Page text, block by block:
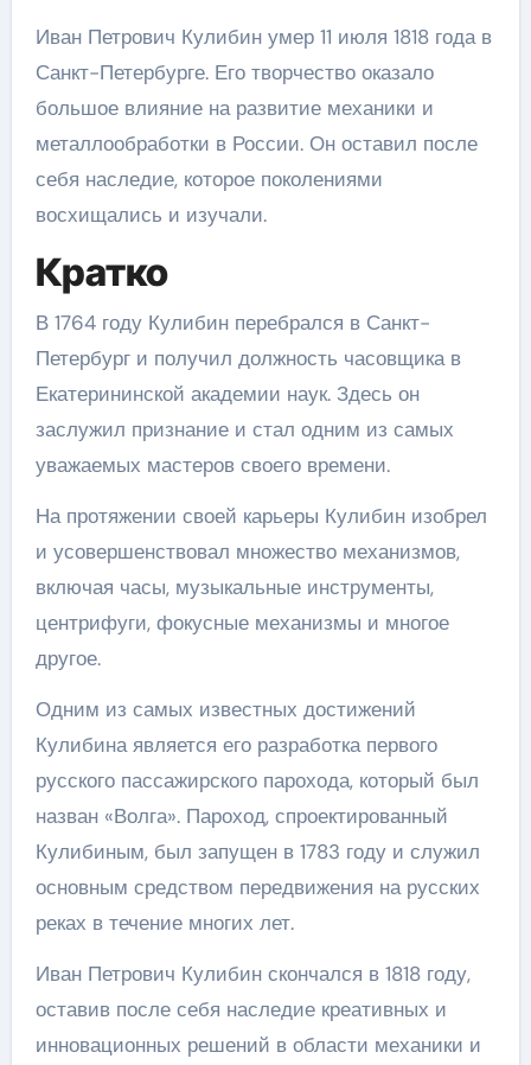
Иван Петрович Кулибин умер 11 июля 1818 года в
Санкт-Петербурге. Его творчество оказало
большое влияние на развитие механики и
металлообработки в России. Он оставил после
себя наследие, которое поколениями
восхищались и изучали.
Кратко
В 1764 году Кулибин перебрался в Санкт-
Петербург и получил должность часовщика в
Екатерининской академии наук. Здесь он
заслужил признание и стал одним из самых
уважаемых мастеров своего времени.
На протяжении своей карьеры Кулибин изобрел
и усовершенствовал множество механизмов,
включая часы, музыкальные инструменты,
центрифуги, фокусные механизмы и многое
другое.
Одним из самых известных достижений
Кулибина является его разработка первого
русского пассажирского парохода, который был
назван «Волга». Пароход, спроектированный
Кулибиным, был запущен в 1783 году и служил
основным средством передвижения на русских
реках в течение многих лет.
Иван Петрович Кулибин скончался в 1818 году,
оставив после себя наследие креативных и
инновационных решений в области механики и